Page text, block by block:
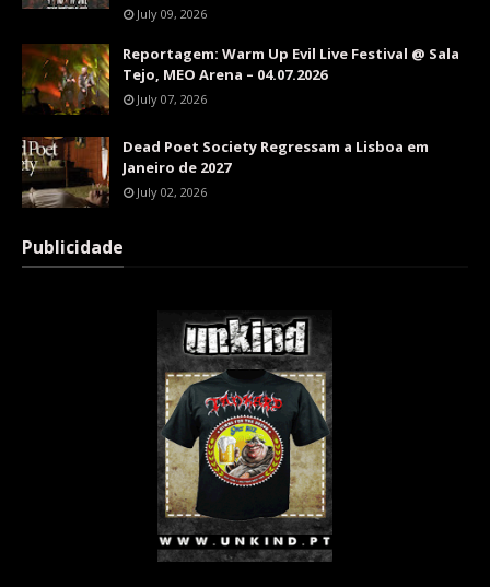
July 09, 2026
Reportagem: Warm Up Evil Live Festival @ Sala
Tejo, MEO Arena – 04.07.2026
July 07, 2026
Dead Poet Society Regressam a Lisboa em
Janeiro de 2027
July 02, 2026
Publicidade